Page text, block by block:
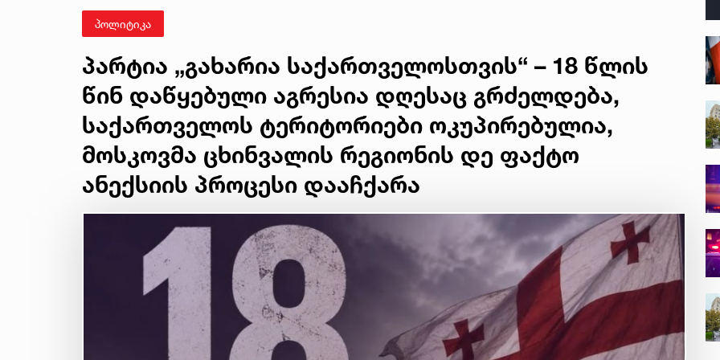
პოლიტიკა
პარტია „გახარია საქართველოსთვის“ – 18 წლის
წინ დაწყებული აგრესია დღესაც გრძელდება,
საქართველოს ტერიტორიები ოკუპირებულია,
მოსკოვმა ცხინვალის რეგიონის დე ფაქტო
ანექსიის პროცესი დააჩქარა